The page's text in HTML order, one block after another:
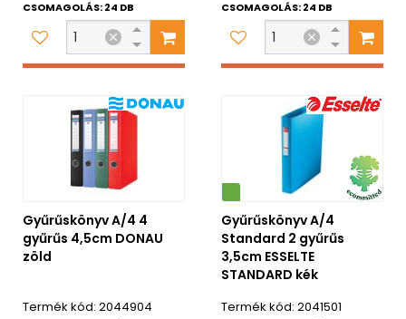
CSOMAGOLÁS: 24 DB CSOMAGOLÁS: 24 DB
Gyűrűskönyv A/4 4
gyűrűs 4,5cm DONAU
zöld
2044904
Környezetbarát
Gyűrűskönyv A/4
Standard 2 gyűrűs
3,5cm ESSELTE
STANDARD kék
2041501